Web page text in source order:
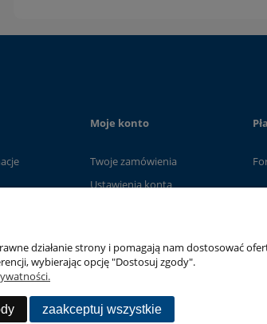
Moje konto
Twoje zamówienia
Ustawienia konta
działanie strony i pomagają nam dostosować
wybierając opcję "Dostosuj zgody".
zaakceptuj wszystkie